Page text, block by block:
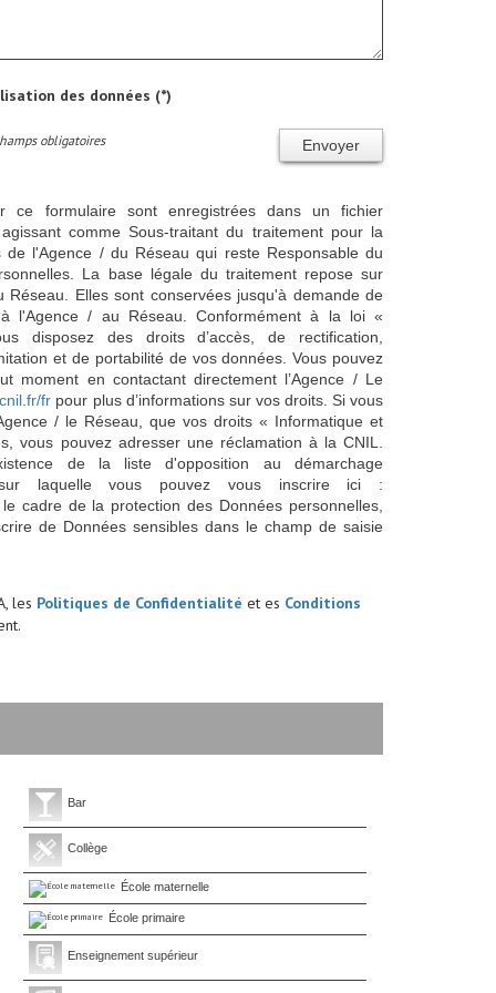
des données (*)
Envoyer
obligatoires
ce formulaire sont enregistrées dans un fichier
comme Sous-traitant du traitement pour la
de l'Agence / du Réseau qui reste Responsable du
La base légale du traitement repose sur
Elles sont conservées jusqu'à demande de
l'Agence / au Réseau. Conformément à la loi «
disposez des droits d’accès, de rectification,
et de portabilité de vos données. Vous pouvez
moment en contactant directement l’Agence / Le
fr pour plus d’informations sur vos droits. Si vous
/ le Réseau, que vos droits « Informatique et
vous pouvez adresser une réclamation à la CNIL.
de la liste d'opposition au démarchage
laquelle vous pouvez vous inscrire ici :
cadre de la protection des Données personnelles,
de Données sensibles dans le champ de saisie
les Politiques de Confidentialité et es Conditions
Bar
Collège
École maternelle
École primaire
Enseignement supérieur